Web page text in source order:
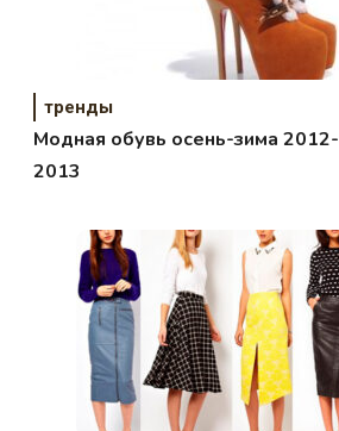
тренды
Модная обувь осень-зима 2012-
2013